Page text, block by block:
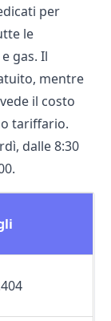
per
le
gas. Il
mentre
il costo
tariffario.
dalle 8:30